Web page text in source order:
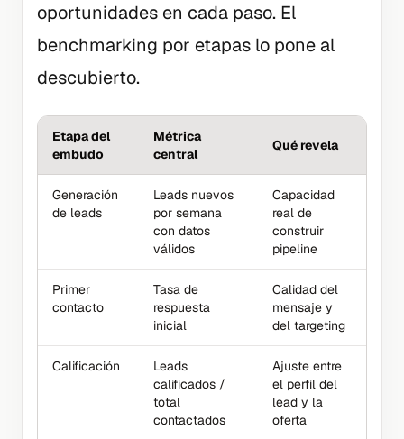
oportunidades en cada paso. El
benchmarking por etapas lo pone al
descubierto.
Etapa del
embudo
Métrica
central
Qué revela
Generación
de leads
Leads nuevos
por semana
con datos
válidos
Capacidad
real de
construir
pipeline
Primer
contacto
Tasa de
respuesta
inicial
Calidad del
mensaje y
del targeting
Calificación
Leads
calificados /
total
contactados
Ajuste entre
el perfil del
lead y la
oferta